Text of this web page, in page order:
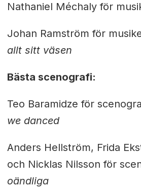
Nathaniel Méchaly för
Johan Ramström för
allt sitt väsen
Bästa scenografi:
Teo Baramidze för
we danced
Anders Hellström, Frida
och Nicklas Nilsson för
oändliga